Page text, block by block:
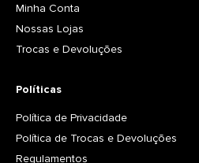
Minha Conta
Nossas Lojas
Trocas e Devoluções
Políticas
Política de Privacidade
Política de Trocas e Devoluções
Regulamentos